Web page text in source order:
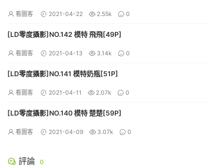
看圖客 2021-04-22 2.55k 0
[LD零度攝影]NO.142 模特 飛飛[49P]
看圖客 2021-04-13 3.14k 0
[LD零度攝影]NO.141 模特奶瓶[51P]
看圖客 2021-04-11 2.07k 0
[LD零度攝影]NO.140 模特 楚楚[59P]
看圖客 2021-04-09 3.07k 0
評論 0